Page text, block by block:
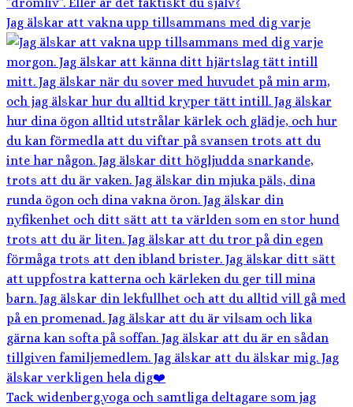
Jag älskar att vakna upp tillsammans med dig varje
Tack widenberg.yoga och samtliga deltagare som jag